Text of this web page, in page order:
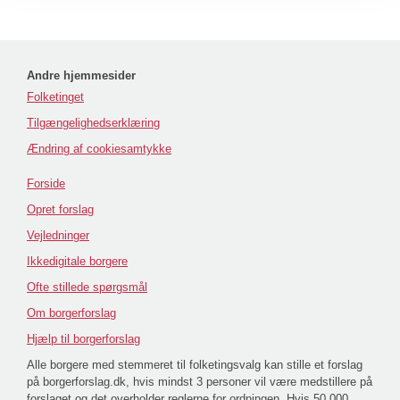
Andre hjemmesider
Folketinget
Tilgængelighedserklæring
Ændring af cookiesamtykke
Forside
Opret forslag
Vejledninger
Ikkedigitale borgere
Ofte stillede spørgsmål
Om borgerforslag
Hjælp til borgerforslag
Alle borgere med stemmeret til folketingsvalg kan stille et forslag
på borgerforslag.dk, hvis mindst 3 personer vil være medstillere på